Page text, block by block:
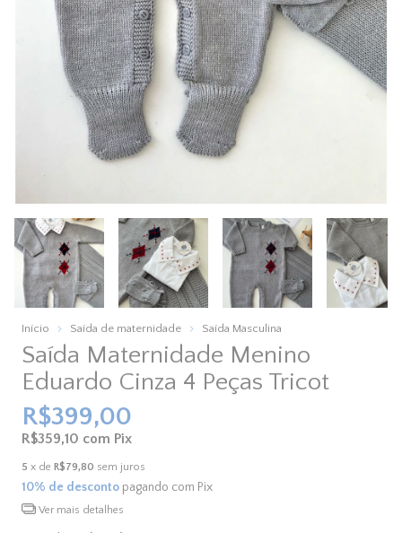
Início Saída de maternidade Saída Masculina
Saída Maternidade Menino
Eduardo Cinza 4 Peças Tricot
R$399,00
R$359,10 com Pix
5 x de R$79,80 sem juros
10% de desconto pagando com Pix
Ver mais detalhes